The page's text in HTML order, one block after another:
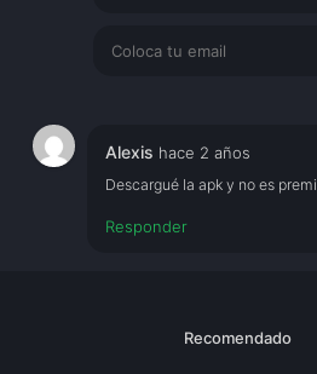
Alexis hace 2 años
Descargué la apk y no es
Responder
Recomendado